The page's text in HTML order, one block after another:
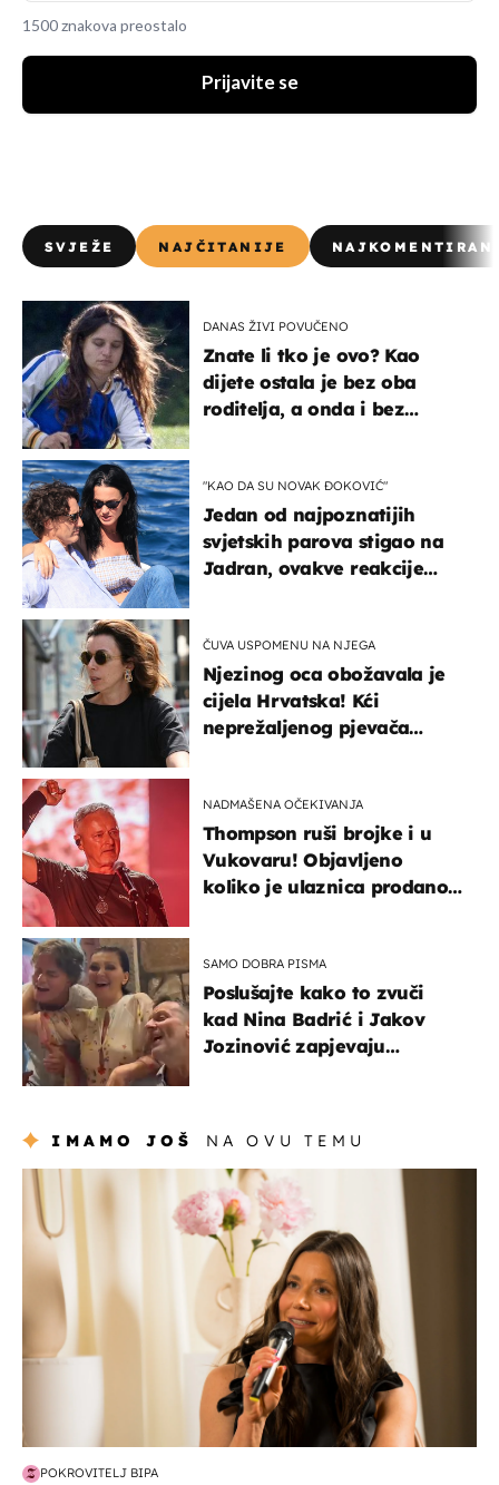
1500 znakova preostalo
Prijavite se
SVJEŽE NAJČITANIJE
DANAS ŽIVI POVUČENO
Znate li tko je ovo? Kao
dijete ostala je bez oba
roditelja, a onda i bez
"KAO DA SU NOVAK ĐOKOVIĆ"
Jedan od najpoznatijih
svjetskih parova stigao na
Jadran, ovakve reakcije
ČUVA USPOMENU NA NJEGA
Njezinog oca obožavala je
cijela Hrvatska! Kći
neprežaljenog pjevača
NADMAŠENA OČEKIVANJA
Thompson ruši brojke i u
Vukovaru! Objavljeno
koliko je ulaznica prodano
SAMO DOBRA PISMA
Poslušajte kako to zvuči
kad Nina Badrić i Jakov
Jozinović zapjevaju
IMAMO JOŠ NA OVU TEMU
moda & ljepota
POKROVITELJ BIPA